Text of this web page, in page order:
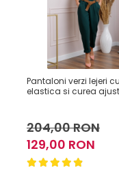
Pantaloni verzi lejeri
elastica si curea
204,00 RON
129,00 RON